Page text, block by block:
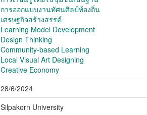
การออกแบบงานทัศนศิลป์ท้องถิ่น
เศรษฐกิจสร้างสรรค์
Learning Model Development
Design Thinking
Community-based Learning
Local Visual Art Designing
Creative Economy
28/6/2024
Silpakorn University